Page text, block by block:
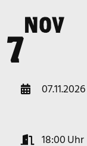
7NOV
07.11.2026
18:00